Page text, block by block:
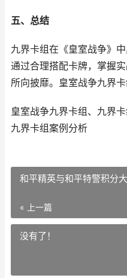
五、总结
九界卡组在《皇室战争》
通过合理搭配卡牌，掌握
所向披靡。皇室战争九界卡
皇室战争九界卡组、九界
九界卡组案例分析
和平精英与和平特警积分
« 上一篇
没有了！